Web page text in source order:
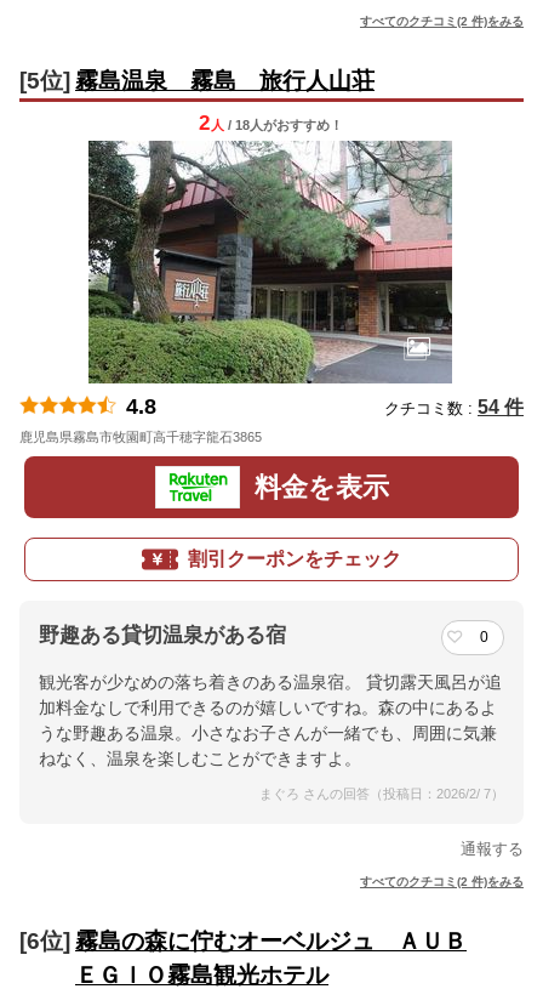
すべてのクチコミ(2 件)をみる
[5位] 霧島温泉 霧島 旅行人山荘
2 人 / 18人がおすすめ！
4.8 クチコミ数 : 54 件
鹿児島県霧島市牧園町高千穂字龍石3865
料金を表示
割引クーポンをチェック
野趣ある貸切温泉がある宿 0
観光客が少なめの落ち着きのある温泉宿。 貸切露天風呂が追
加料金なしで利用できるのが嬉しいですね。森の中にあるよ
うな野趣ある温泉。小さなお子さんが一緒でも、周囲に気兼
ねなく、温泉を楽しむことができますよ。
まぐろ さんの回答（投稿日：2026/2/ 7）
通報する
すべてのクチコミ(2 件)をみる
[6位] 霧島の森に佇むオーベルジュ ＡＵＢ
ＥＧＩＯ霧島観光ホテル